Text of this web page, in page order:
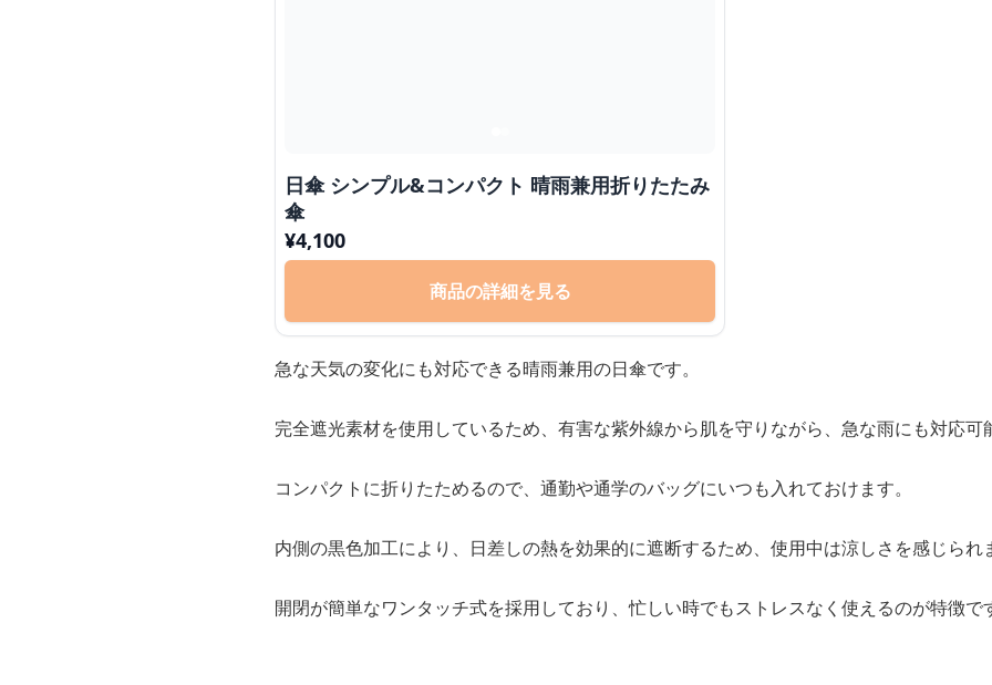
日傘 シンプル&コンパクト 晴雨兼用折りたたみ
傘
¥4,100
商品の詳細を見る
急な天気の変化にも対応できる晴雨兼用の日傘です。
完全遮光素材を使用しているため、有害な紫外線から肌を守りながら、急な雨にも対応可
コンパクトに折りたためるので、通勤や通学のバッグにいつも入れておけます。
内側の黒色加工により、日差しの熱を効果的に遮断するため、使用中は涼しさを感じられ
開閉が簡単なワンタッチ式を採用しており、忙しい時でもストレスなく使えるのが特徴で